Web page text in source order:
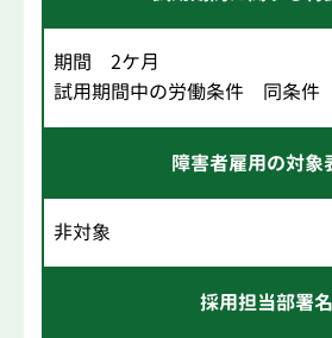
期間 2ケ月
試用期間中の労働条件 同条件
障害者雇用の対象
非対象
採用担当部署名